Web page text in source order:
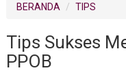
BERANDA TIPS
Tips Sukses
PPOB